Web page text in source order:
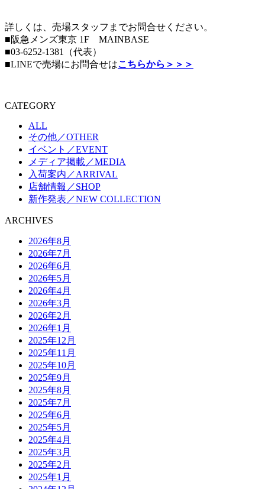
詳しくは、売場スタッフまでお問合せください。
■阪急メンズ東京 1F MAINBASE
■03-6252-1381（代表）
■LINEで売場にお問合せはこちらから＞＞＞
CATEGORY
ALL
その他／OTHER
イベント／EVENT
メディア掲載／MEDIA
入荷案内／ARRIVAL
店舗情報／SHOP
新作発表／NEW COLLECTION
ARCHIVES
2026年8月
2026年7月
2026年6月
2026年5月
2026年4月
2026年3月
2026年2月
2026年1月
2025年12月
2025年11月
2025年10月
2025年9月
2025年8月
2025年7月
2025年6月
2025年5月
2025年4月
2025年3月
2025年2月
2025年1月